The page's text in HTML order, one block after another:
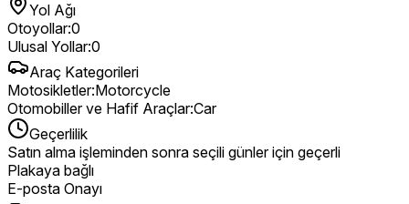
Yol Ağı
Otoyollar:0
Ulusal Yollar:0
Araç Kategorileri
Motosikletler:Motorcycle
Otomobiller ve Hafif Araçlar:Car
Geçerlilik
Satın alma işleminden sonra seçili günler için geçerli
Plakaya bağlı
E-posta Onayı